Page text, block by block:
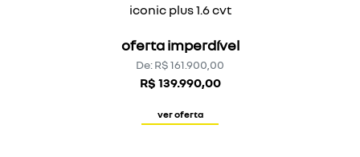
iconic plus 1.6 cvt
oferta imperdível
De: R$ 161.900,00
R$ 139.990,00
ver oferta